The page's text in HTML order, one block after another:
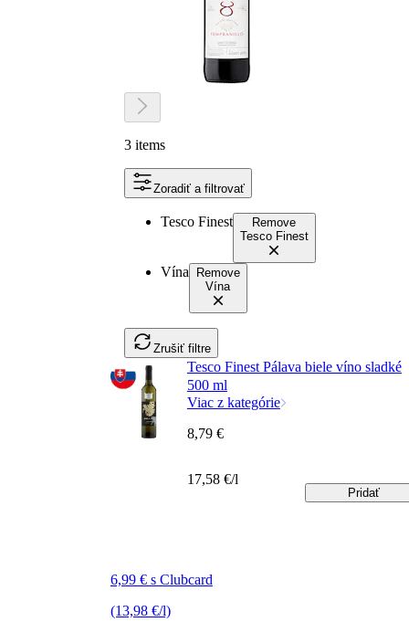
3 items
Zoradiť a filtrovať
Tesco Finest
Remove
Tesco Finest
Vína
Remove
Vína
Zrušiť filtre
Tesco Finest Pálava biele víno sladké
500 ml
Viac z kategórie
6,99 € s Clubcard
(13,98 €/l)
8,79 €
17,58 €/l
Pridať